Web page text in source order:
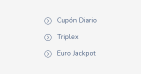
Cupón Diario
Triplex
Euro Jackpot